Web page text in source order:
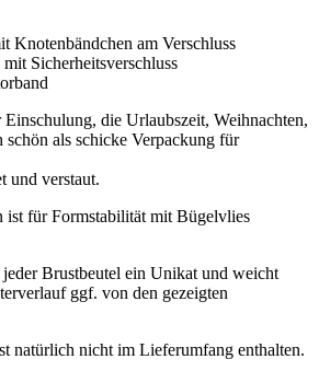
Knotenbändchen am Verschluss
Sicherheitsverschluss
die Urlaubszeit, Weihnachten,
als schicke Verpackung für
und verstaut.
ist für Formstabilität mit Bügelvlies
Brustbeutel ein Unikat und weicht
ggf. von den gezeigten
natürlich nicht im Lieferumfang enthalten.